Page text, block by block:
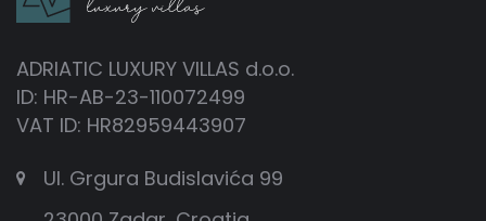
ADRIATIC LUXURY VILLAS d.o.o.
ID: HR-AB-23-110072499
VAT ID: HR82959443907
Ul. Grgura Budislavića 99